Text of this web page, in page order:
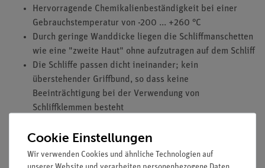
Hervorragende Chemikalienbeständigkeit bei einer
Gebrauchstemperatur von -200 ... +260 °C
Durch geringe Wanddicke liegen die Schliffmanschetten
wie eine "zweite Haut" ohne aufzutragen auf dem Schliff
Die Schliffe passen dicht ineinander; kein
überstehender Griffbund, so dass keine
Beeinträchtigung bei der Verwendung von
Schliffklemmen besteht
Ausstattung und technische Daten
Cookie Einstellungen
Wir verwenden Cookies und ähnliche Technologien auf